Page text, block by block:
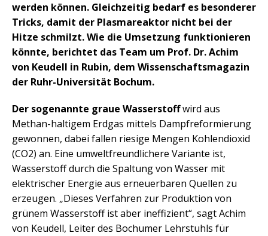
werden können. Gleichzeitig bedarf es besonderer
Tricks, damit der Plasmareaktor nicht bei der
Hitze schmilzt. Wie die Umsetzung funktionieren
könnte, berichtet das Team um Prof. Dr. Achim
von Keudell in Rubin, dem Wissenschaftsmagazin
der Ruhr-Universität Bochum.
Der sogenannte graue Wasserstoffwird aus
Methan-haltigem Erdgas mittels Dampfreformierung
gewonnen, dabei fallen riesige Mengen Kohlendioxid
(CO2) an. Eine umweltfreundlichere Variante ist,
Wasserstoff durch die Spaltung von Wasser mit
elektrischer Energie aus erneuerbaren Quellen zu
erzeugen. „Dieses Verfahren zur Produktion von
grünem Wasserstoff ist aber ineffizient“, sagt Achim
von Keudell, Leiter des Bochumer Lehrstuhls für